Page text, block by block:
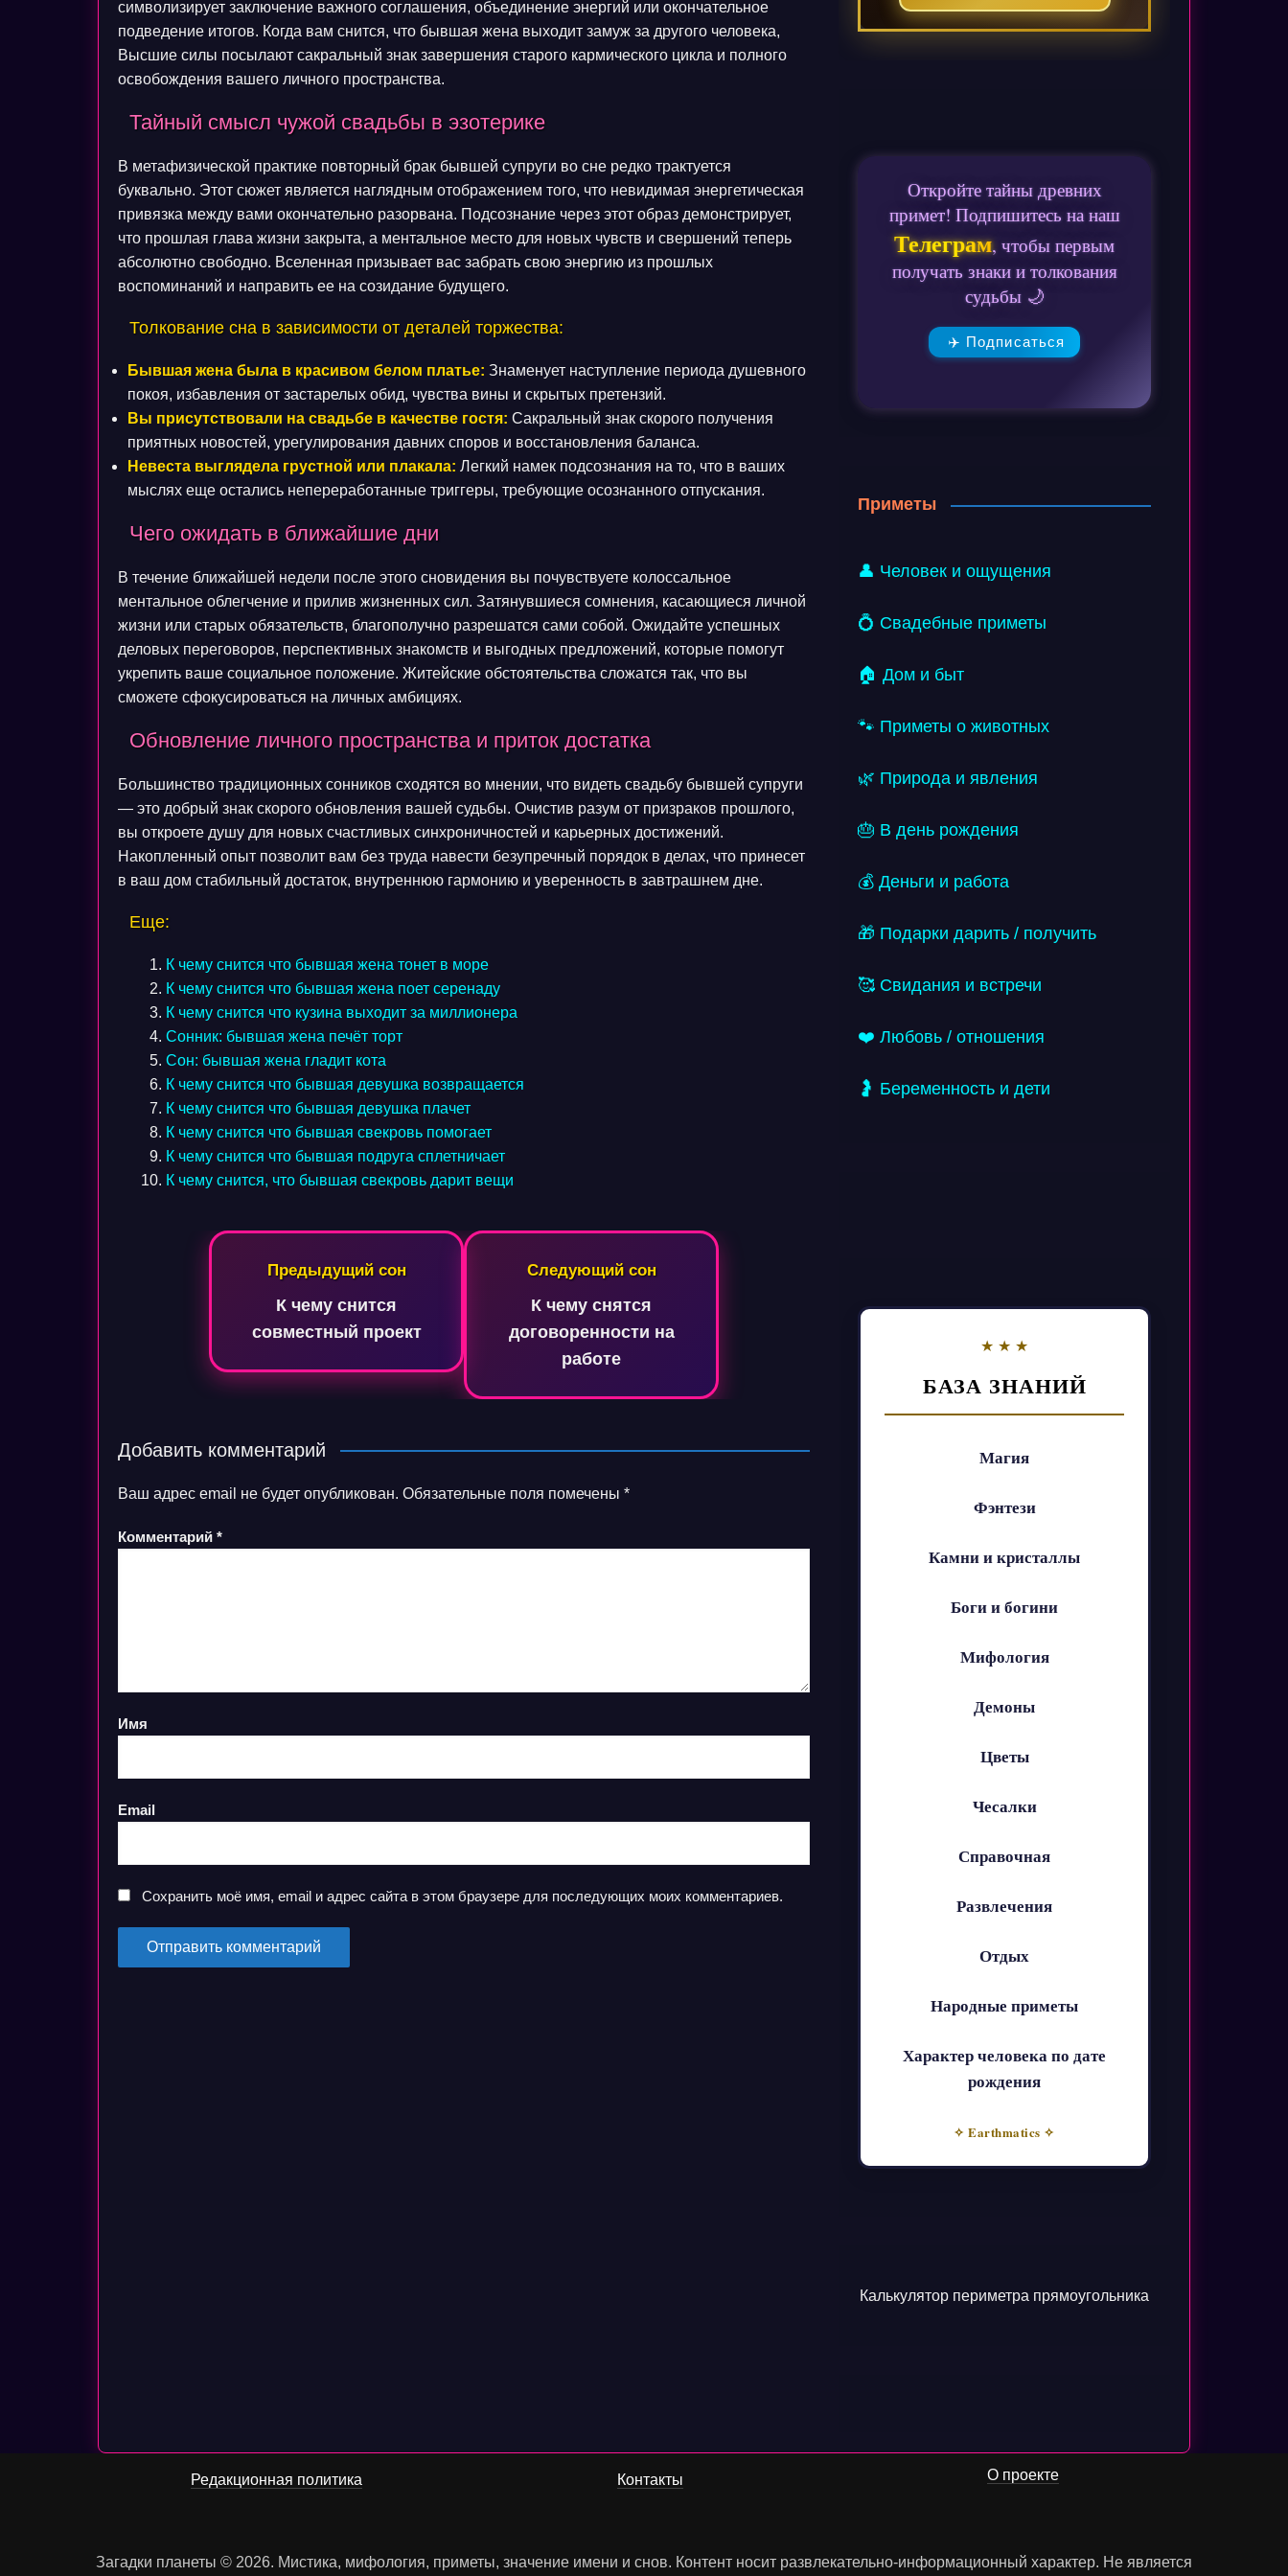
символизирует заключение важного соглашения, объединение энергий или окончательное
подведение итогов. Когда вам снится, что бывшая жена выходит замуж за другого человека,
Высшие силы посылают сакральный знак завершения старого кармического цикла и полного
освобождения вашего личного пространства.
Тайный смысл чужой свадьбы в эзотерике
В метафизической практике повторный брак бывшей супруги во сне редко трактуется
буквально. Этот сюжет является наглядным отображением того, что невидимая энергетическая
привязка между вами окончательно разорвана. Подсознание через этот образ демонстрирует,
что прошлая глава жизни закрыта, а ментальное место для новых чувств и свершений теперь
абсолютно свободно. Вселенная призывает вас забрать свою энергию из прошлых
воспоминаний и направить ее на созидание будущего.
Толкование сна в зависимости от деталей торжества:
Бывшая жена была в красивом белом платье: Знаменует наступление периода душевного
покоя, избавления от застарелых обид, чувства вины и скрытых претензий.
Вы присутствовали на свадьбе в качестве гостя: Сакральный знак скорого получения
приятных новостей, урегулирования давних споров и восстановления баланса.
Невеста выглядела грустной или плакала: Легкий намек подсознания на то, что в ваших
мыслях еще остались непереработанные триггеры, требующие осознанного отпускания.
Чего ожидать в ближайшие дни
В течение ближайшей недели после этого сновидения вы почувствуете колоссальное
ментальное облегчение и прилив жизненных сил. Затянувшиеся сомнения, касающиеся личной
жизни или старых обязательств, благополучно разрешатся сами собой. Ожидайте успешных
деловых переговоров, перспективных знакомств и выгодных предложений, которые помогут
укрепить ваше социальное положение. Житейские обстоятельства сложатся так, что вы
сможете сфокусироваться на личных амбициях.
Обновление личного пространства и приток достатка
Большинство традиционных сонников сходятся во мнении, что видеть свадьбу бывшей супруги
— это добрый знак скорого обновления вашей судьбы. Очистив разум от призраков прошлого,
вы откроете душу для новых счастливых синхроничностей и карьерных достижений.
Накопленный опыт позволит вам без труда навести безупречный порядок в делах, что принесет
в ваш дом стабильный достаток, внутреннюю гармонию и уверенность в завтрашнем дне.
Еще:
К чему снится что бывшая жена тонет в море
К чему снится что бывшая жена поет серенаду
К чему снится что кузина выходит за миллионера
Сонник: бывшая жена печёт торт
Сон: бывшая жена гладит кота
К чему снится что бывшая девушка возвращается
К чему снится что бывшая девушка плачет
К чему снится что бывшая свекровь помогает
К чему снится что бывшая подруга сплетничает
К чему снится, что бывшая свекровь дарит вещи
Навигация
Предыдущий сон
К чему снится
совместный проект
Следующий сон
К чему снятся
договоренности на
работе
Добавить комментарий
Ваш адрес email не будет опубликован. Обязательные поля помечены *
Комментарий *
Имя
Email
Сохранить моё имя, email и адрес сайта в этом браузере для последующих моих комментариев.
Откройте тайны древних
примет! Подпишитесь на наш
Телеграм, чтобы первым
получать знаки и толкования
судьбы 🌙
✈️ Подписаться
Приметы
👤 Человек и ощущения
💍 Свадебные приметы
🏠 Дом и быт
🐾 Приметы о животных
🌿 Природа и явления
🎂 В день рождения
💰 Деньги и работа
🎁 Подарки дарить / получить
🥰 Свидания и встречи
❤️ Любовь / отношения
🤰 Беременность и дети
БАЗА ЗНАНИЙ
Магия
Фэнтези
Камни и кристаллы
Боги и богини
Мифология
Демоны
Цветы
Чесалки
Справочная
Развлечения
Отдых
Народные приметы
Характер человека по дате
рождения
✧ Earthmatics ✧
Калькулятор периметра прямоугольника
Редакционная политика Контакты О проекте
Загадки планеты © 2026. Мистика, мифология, приметы, значение имени и снов. Контент носит развлекательно-информационный характер. Не является